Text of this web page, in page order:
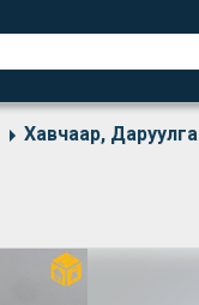
Хавчаар, Даруулга